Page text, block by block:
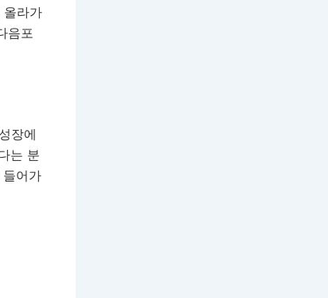
올라가
음포
장에
는 분
어가